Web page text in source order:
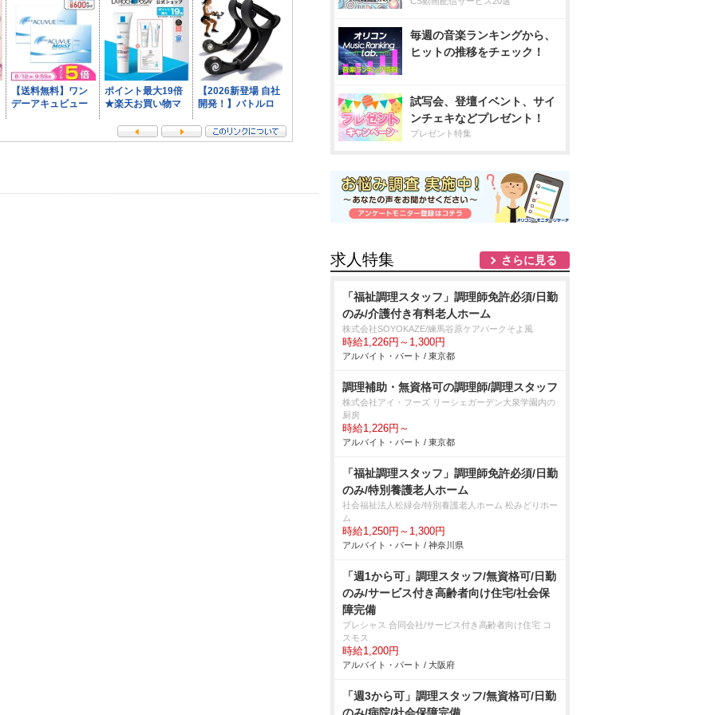
毎週の音楽ランキングから、
ヒットの推移をチェック！
試写会、登壇イベント、サイ
ンチェキなどプレゼント！
プレゼント特集
求人特集 さらに見る
「福祉調理スタッフ」調理師免許必須/日勤
のみ/介護付き有料老人ホーム
株式会社SOYOKAZE/練馬谷原ケアパークそよ風
時給1,226円～1,300円
アルバイト・パート / 東京都
調理補助・無資格可の調理師/調理スタッフ
株式会社アイ・フーズ リーシェガーデン大泉学園内の
厨房
時給1,226円～
アルバイト・パート / 東京都
「福祉調理スタッフ」調理師免許必須/日勤
のみ/特別養護老人ホーム
社会福祉法人松緑会/特別養護老人ホーム 松みどりホー
ム
時給1,250円～1,300円
アルバイト・パート / 神奈川県
「週1から可」調理スタッフ/無資格可/日勤
のみ/サービス付き高齢者向け住宅/社会保
障完備
プレシャス 合同会社/サービス付き高齢者向け住宅 コ
スモス
時給1,200円
アルバイト・パート / 大阪府
「週3から可」調理スタッフ/無資格可/日勤